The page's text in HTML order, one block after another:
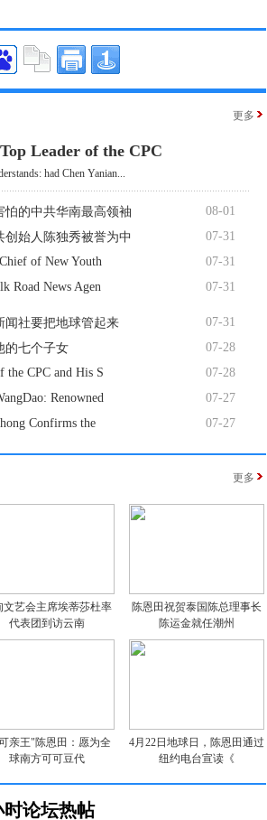
更多
Leader of the CPC
had Chen Yanian...
怕的中共华南最高领袖
08-01
创始人陈独秀被誉为中
07-31
of New Youth
07-31
Road News Agen
07-31
闻社要把地球管起来
07-31
的七个子女
07-28
the CPC and His S
07-28
Renowned
07-27
Confirms the
07-27
更多
文艺会主席埃蒂莎杜率
代表团到访云南
陈恩田祝贺泰国陈总理事长
陈运金就任潮州
亲王"陈恩田：愿为全
球南方可可豆代
4月22日地球日，陈恩田通过
纽约电台宣读《
时论坛热帖